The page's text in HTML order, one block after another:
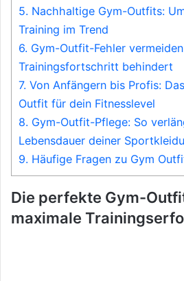
5. Nachhaltige Gym-Outfits:
Training im Trend
6. Gym-Outfit-Fehler
Trainingsfortschritt behindert
7. Von Anfängern bis Profis:
Outfit für dein Fitnesslevel
8. Gym-Outfit-Pflege: So
Lebensdauer deiner
9. Häufige Fragen zu Gym
Die perfekte Gym-
maximale